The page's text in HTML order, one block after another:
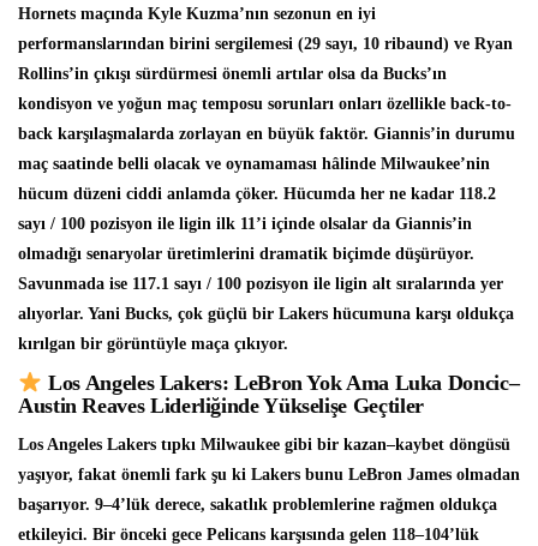
Hornets maçında Kyle Kuzma’nın sezonun en iyi
performanslarından birini sergilemesi (29 sayı, 10 ribaund) ve Ryan
Rollins’in çıkışı sürdürmesi önemli artılar olsa da Bucks’ın
kondisyon ve yoğun maç temposu sorunları onları özellikle back-to-
back karşılaşmalarda zorlayan en büyük faktör. Giannis’in durumu
maç saatinde belli olacak ve oynamaması hâlinde Milwaukee’nin
hücum düzeni ciddi anlamda çöker. Hücumda her ne kadar 118.2
sayı / 100 pozisyon ile ligin ilk 11’i içinde olsalar da Giannis’in
olmadığı senaryolar üretimlerini dramatik biçimde düşürüyor.
Savunmada ise 117.1 sayı / 100 pozisyon ile ligin alt sıralarında yer
alıyorlar. Yani Bucks, çok güçlü bir Lakers hücumuna karşı oldukça
kırılgan bir görüntüyle maça çıkıyor.
Los Angeles Lakers: LeBron Yok Ama Luka Doncic–
Austin Reaves Liderliğinde Yükselişe Geçtiler
Los Angeles Lakers tıpkı Milwaukee gibi bir kazan–kaybet döngüsü
yaşıyor, fakat önemli fark şu ki Lakers bunu LeBron James olmadan
başarıyor. 9–4’lük derece, sakatlık problemlerine rağmen oldukça
etkileyici. Bir önceki gece Pelicans karşısında gelen 118–104’lük